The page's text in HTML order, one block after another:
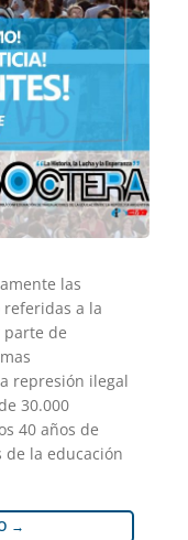
las
a la
de
represión ilegal
30.000
40 años de
de la educación
→